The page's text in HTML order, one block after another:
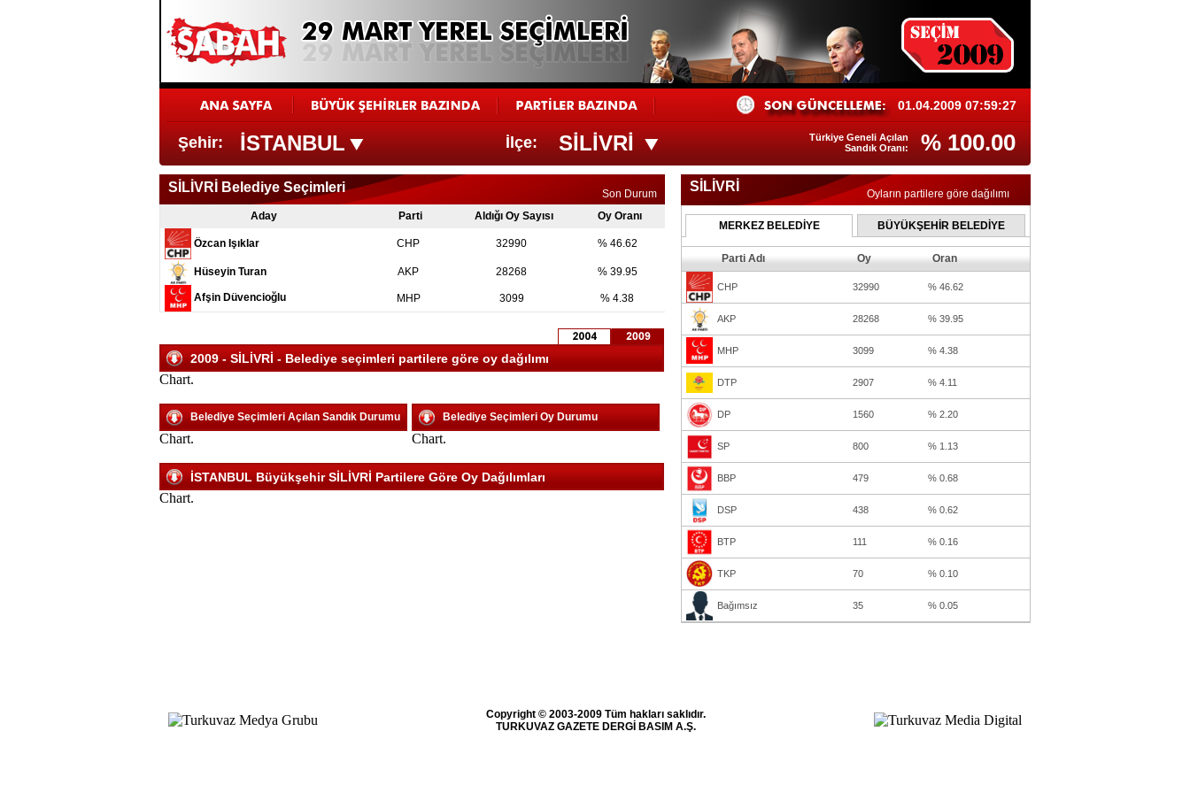
01.04.2009 07:59:27
Şehir: İSTANBUL İlçe: SİLİVRİ
Türkiye Geneli Açılan
Sandık Oranı:
% 100.00
SİLİVRİ Belediye Seçimleri
Son Durum
Aday
Parti Aldığı Oy Sayısı Oy Oranı
Özcan Işıklar CHP 32990 % 46.62
Hüseyin Turan AKP 28268 % 39.95
Afşin Düvencioğlu MHP 3099 % 4.38
2009 - SİLİVRİ - Belediye seçimleri partilere göre oy dağılımı
Chart.
Belediye Seçimleri Açılan Sandık Durumu
Chart.
Belediye Seçimleri Oy Durumu
Chart.
İSTANBUL Büyükşehir SİLİVRİ Partilere Göre Oy Dağılımları
Chart.
SİLİVRİ Oyların partilere göre dağılımı
MERKEZ BELEDİYE BÜYÜKŞEHİR BELEDİYE
Parti Adı Oy Oran
CHP 32990 % 46.62
AKP 28268 % 39.95
MHP 3099 % 4.38
DTP 2907 % 4.11
DP 1560 % 2.20
SP 800 % 1.13
BBP 479 % 0.68
DSP 438 % 0.62
BTP 111 % 0.16
TKP 70 % 0.10
Bağımsız 35 % 0.05
Copyright © 2003-2009 Tüm hakları saklıdır.
TURKUVAZ GAZETE DERGİ BASIM A.Ş.